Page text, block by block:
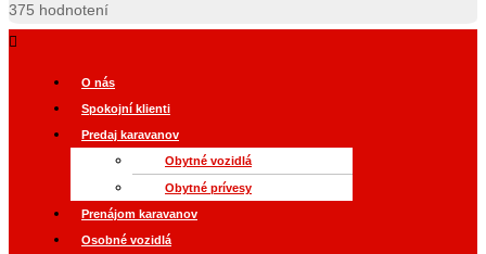
375 hodnotení
O nás
Spokojní klienti
Predaj karavanov
Obytné vozidlá
Obytné prívesy
Prenájom karavanov
Osobné vozidlá